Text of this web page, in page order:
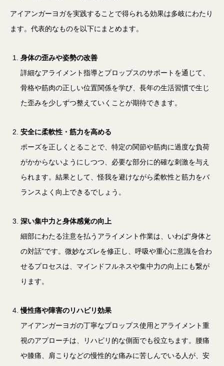
アイアンガーヨガを実践することで得られる効果は多岐にわたり
ます。代表的なものを以下にまとめます。
身体の歪みや姿勢の改善
詳細なアライメント指導とプロップスのサポートを通じて、
骨格や筋肉の正しい位置関係を学び、長年の生活習慣で生じ
た歪みを少しずつ整えていくことが期待できます。
安全に柔軟性・筋力を高める
ポーズを正しくとることで、特定の関節や筋肉に過度な負荷
がかからないようにしつつ、必要な部分に的確な刺激を与え
られます。結果として、怪我を避けながら柔軟性と筋力をバ
ランスよく向上できるでしょう。
深い集中力と身体感覚の向上
細部にわたる注意を払うアライメント作業は、いわば“身体と
の対話”です。微妙なズレを修正し、呼吸や重心に意識を合わ
せるプロセスは、マインドフルネスや集中力の向上にも繋が
ります。
慢性痛や障害のリハビリ効果
アイアンガーヨガの丁寧なプロップス使用とアライメント重
視のアプローチは、リハビリ的な側面でも役立ちます。腰痛
や膝痛、肩こりなどの慢性的な痛みに苦しんでいる人が、安